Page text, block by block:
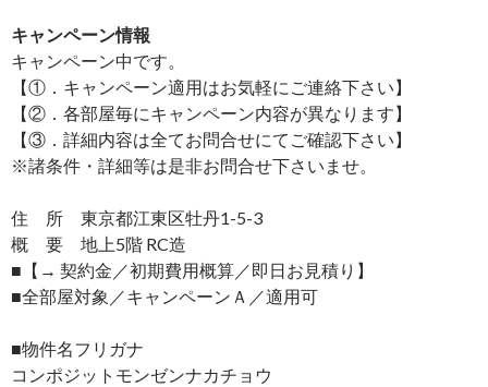
キャンペーン情報
キャンペーン中です。
【①．キャンペーン適用はお気軽にご連絡下さい】
【②．各部屋毎にキャンペーン内容が異なります】
【③．詳細内容は全てお問合せにてご確認下さい】
※諸条件・詳細等は是非お問合せ下さいませ。
住 所 東京都江東区牡丹1-5-3
概 要 地上5階 RC造
■【→ 契約金／初期費用概算／即日お見積り】
■全部屋対象／キャンペーンＡ／適用可
■物件名フリガナ
コンポジットモンゼンナカチョウ